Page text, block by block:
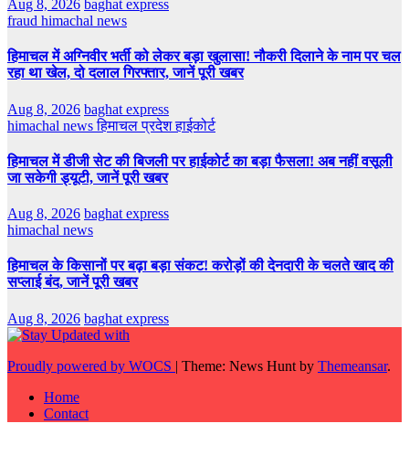
Aug 8, 2026 baghat express
fraud himachal news
हिमाचल में अग्निवीर भर्ती को लेकर बड़ा खुलासा! नौकरी दिलाने के नाम पर चल
रहा था खेल, दो दलाल गिरफ्तार, जानें पूरी खबर
Aug 8, 2026 baghat express
himachal newsहिमाचल प्रदेश हाईकोर्ट
हिमाचल में डीजी सेट की बिजली पर हाईकोर्ट का बड़ा फैसला! अब नहीं वसूली
जा सकेगी ड्यूटी, जानें पूरी खबर
Aug 8, 2026 baghat express
himachal news
हिमाचल के किसानों पर बढ़ा बड़ा संकट! करोड़ों की देनदारी के चलते खाद की
सप्लाई बंद, जानें पूरी खबर
Aug 8, 2026 baghat express
Proudly powered by WOCS | Theme: News Hunt by Themeansar.
Home
Contact